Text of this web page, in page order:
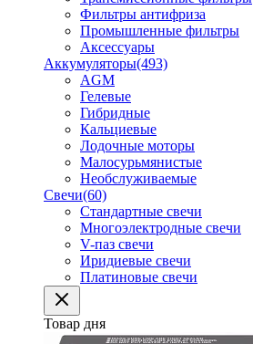
Фильтры антифриза
Промышленные фильтры
Аксессуары
Аккумуляторы(493)
AGM
Гелевые
Гибридные
Кальциевые
Лодочные моторы
Малосурьмянистые
Необслуживаемые
Свечи(60)
Стандартные свечи
Многоэлектродные свечи
V-паз свечи
Иридиевые свечи
Платиновые свечи
Товар дня